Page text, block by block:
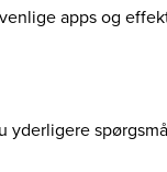
apps og
yderligere